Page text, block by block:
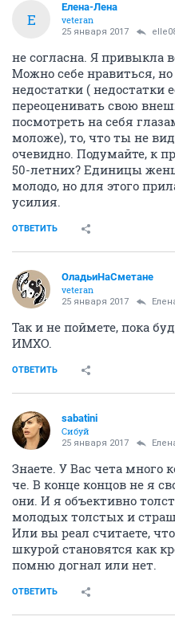
Е
Елена-Лена
veteran
25 января 2017
не согласна. Я привыкла
Можно себе нравиться,
недостатки ( недостатки
переоценивать свою
посмотреть на себя
моложе), то, что ты не
очевидно. Подумайте, к
50-летних? Единицы
молодо, но для этого
усилия.
ОТВЕТИТЬ
ОладьиНаСметане
veteran
25 января 2017
Так и не поймете, пока
ИМХО.
ОТВЕТИТЬ
sabatini
Сибуй
25 января 2017
Знаете. У Вас чета много
че. В конце концов не я
они. И я объективно
молодых толстых и
Или вы реал считаете,
шкурой становятся как
помню догнал или нет.
ОТВЕТИТЬ